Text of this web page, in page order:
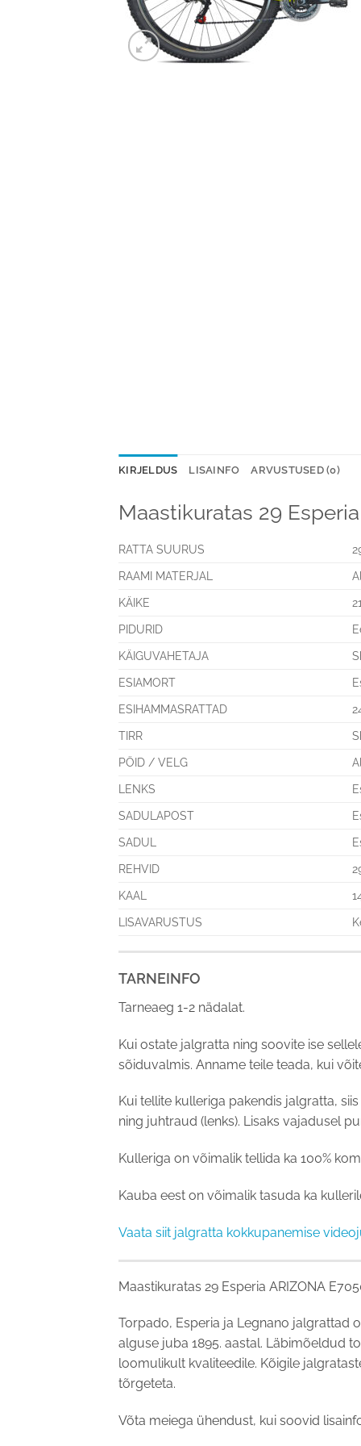
KIRJELDUS LISAINFO ARVUSTUSED (0)
Maastikuratas 29
RATTA SUURUS
RAAMI MATERJAL
KÄIKE
21
PIDURID
KÄIGUVAHETAJA
ESIAMORT
ESIHAMMASRATTAD
TIRR
PÖID / VELG
LENKS
SADULAPOST
SADUL
REHVID
KAAL
LISAVARUSTUS
TARNEINFO
Tarneaeg 1-2 nädalat.
Kui ostate jalgratta ning soovite ise
sõiduvalmis. Anname teile teada, kui
Kui tellite kulleriga pakendis jalgratta,
ning juhtraud (lenks). Lisaks vajadusel
Kulleriga on võimalik tellida ka 100%
Kauba eest on võimalik tasuda ka
Vaata siit jalgratta kokkupanemise
Maastikuratas 29 Esperia ARIZONA
Torpado, Esperia ja Legnano jalgrattad
alguse juba 1895. aastal. Läbimõeldud
loomulikult kvaliteedile. Kõigile
tõrgeteta.
Võta meiega ühendust, kui soovid